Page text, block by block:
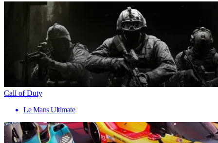
Call of Duty
Le Mans Ultimate